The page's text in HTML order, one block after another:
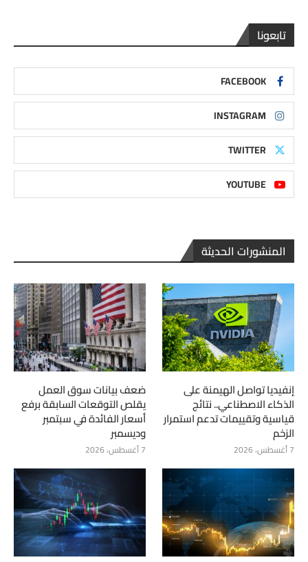
تابعونا
FACEBOOK
INSTAGRAM
TWITTER
YOUTUBE
المنشورات الحديثة
إنفيديا تواصل الهيمنة على
الذكاء الاصطناعي.. نتائج
قياسية وتقييمات تدعم استمرار
الزخم
7 أغسطس، 2026
ضعف بيانات سوق العمل
يقلص التوقعات السابقة برفع
أسعار الفائدة في سبتمبر
وديسمبر
7 أغسطس، 2026